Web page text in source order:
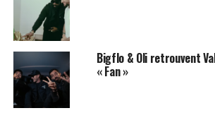
Ash Kidd – Motel
https://www.youtube.com/
Bigflo & Oli retrouvent
« Fan »